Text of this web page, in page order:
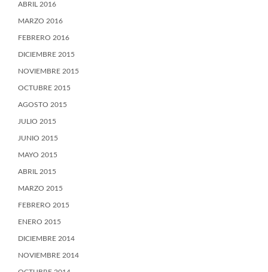
ABRIL 2016
MARZO 2016
FEBRERO 2016
DICIEMBRE 2015
NOVIEMBRE 2015
OCTUBRE 2015
AGOSTO 2015
JULIO 2015
JUNIO 2015
MAYO 2015
ABRIL 2015
MARZO 2015
FEBRERO 2015
ENERO 2015
DICIEMBRE 2014
NOVIEMBRE 2014